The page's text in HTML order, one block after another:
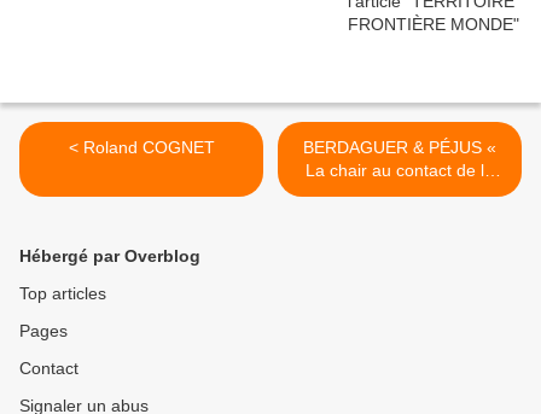
< Roland COGNET
BERDAGUER & PÉJUS «
La chair au contact de la
chair doit ressembler au
Hébergé par Overblog
Top articles
Pages
Contact
Signaler un abus